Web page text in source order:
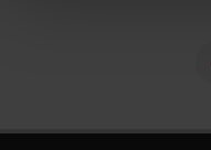
pubblicità e social
con altre informazioni
raccolto dal tuo utilizzo